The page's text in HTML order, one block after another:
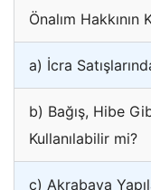
Önalım Hakkının
a) İcra
b) Bağış, Hibe
Kullanılabilir mi?
c) Akrabaya